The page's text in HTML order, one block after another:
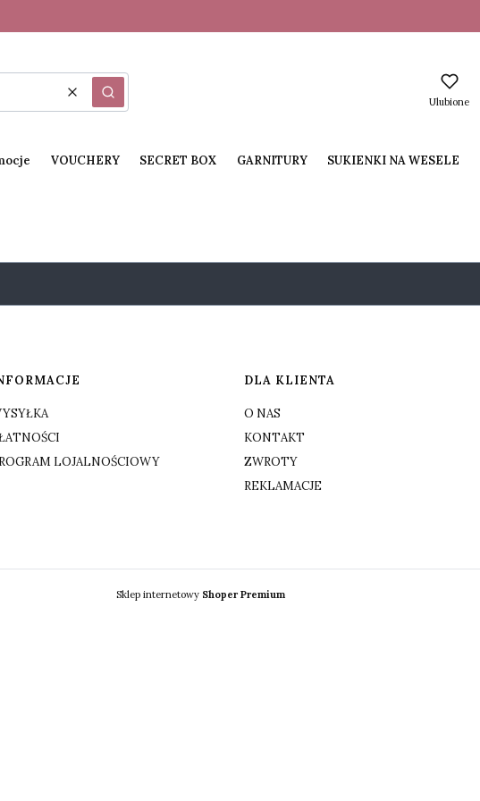
WyczyśćSzukaj Ulubione
VOUCHERY SECRET BOX GARNITURY SUKIENKI NA WESELE
LOJALNOŚCIOWY
DLA KLIENTA
O NAS
KONTAKT
ZWROTY
REKLAMACJE
Sklep internetowy Shoper Premium